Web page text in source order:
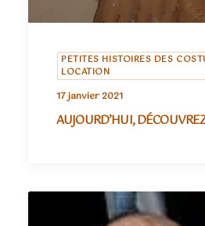
PETITES HISTOIRES DES
LOCATION
17 janvier 2021
AUJOURD’HUI,